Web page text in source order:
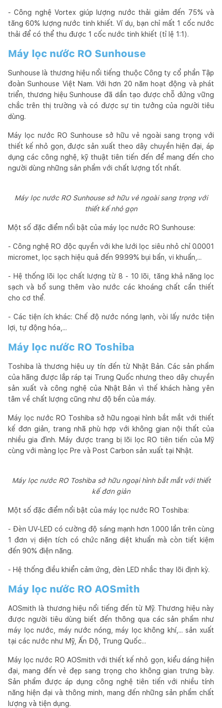
- Công nghệ Vortex giúp lượng nước thải giảm đến 75% và
tăng 60% lượng nước tinh khiết. Ví dụ, bạn chỉ mất 1 cốc nước
thải để có thể thu được 1 cốc nước tinh khiết (tỉ lệ 1:1).
Máy lọc nước RO Sunhouse
Sunhouse là thương hiệu nổi tiếng thuộc Công ty cổ phần Tập
đoàn Sunhouse Việt Nam. Với hơn 20 năm hoạt động và phát
triển, thương hiệu Sunhouse đã dần tạo được chỗ đứng vững
chắc trên thị trường và có được sự tin tưởng của người tiêu
dùng.
Máy lọc nước RO Sunhouse sở hữu vẻ ngoài sang trọng với
thiết kế nhỏ gọn, được sản xuất theo dây chuyền hiện đại, áp
dụng các công nghệ, kỹ thuật tiên tiến đến để mang đến cho
người dùng những sản phẩm với chất lượng tốt nhất.
Máy lọc nước RO Sunhouse sở hữu vẻ ngoài sang trọng với
thiết kế nhỏ gọn
Một số đặc điểm nổi bật của máy lọc nước RO Sunhouse:
- Công nghệ RO độc quyền với khe lưới lọc siêu nhỏ chỉ 0.0001
micromet, lọc sạch hiệu quả đến 99.99% bụi bẩn, vi khuẩn,...
- Hệ thống lõi lọc chất lượng từ 8 - 10 lõi, tăng khả năng lọc
sạch và bổ sung thêm vào nước các khoáng chất cần thiết
cho cơ thể.
- Các tiện ích khác: Chế độ nước nóng lạnh, vòi lấy nước tiện
lợi, tự động hóa,...
Máy lọc nước RO Toshiba
Toshiba là thương hiệu uy tín đến từ Nhật Bản. Các sản phẩm
của hãng được lắp ráp tại Trung Quốc nhưng theo dây chuyền
sản xuất và công nghệ của Nhật Bản vì thế khách hàng yên
tâm về chất lượng cũng như độ bền của máy.
Máy lọc nước RO Toshiba sở hữu ngoại hình bắt mắt với thiết
kế đơn giản, trang nhã phù hợp với không gian nội thất của
nhiều gia đình. Máy được trang bị lõi lọc RO tiên tiến của Mỹ
cùng với màng lọc Pre và Post Carbon sản xuất tại Nhật.
Máy lọc nước RO Toshiba sở hữu ngoại hình bắt mắt với thiết
kế đơn giản
Một số đặc điểm nổi bật của máy lọc nước RO Toshiba:
- Đèn UV-LED có cường độ sáng mạnh hơn 1.000 lần trên cùng
1 đơn vị diện tích có chức năng diệt khuẩn mà còn tiết kiệm
đến 90% điện năng.
- Hệ thống điều khiển cảm ứng, đèn LED nhắc thay lõi định kỳ.
Máy lọc nước RO AOSmith
AOSmith là thương hiệu nổi tiếng đến từ Mỹ. Thương hiệu này
được người tiêu dùng biết đến thông qua các sản phẩm như
máy lọc nước, máy nước nóng, máy lọc không khí,... sản xuất
tại các nước như Mỹ, Ấn Độ, Trung Quốc...
Máy lọc nước RO AOSmith với thiết kế nhỏ gọn, kiểu dáng hiện
đại, mang đến vẻ đẹp sang trọng cho không gian trưng bày.
Sản phẩm được áp dụng công nghệ tiên tiến với nhiều tính
năng hiện đại và thông minh, mang đến những sản phẩm chất
lượng và tiện dụng.